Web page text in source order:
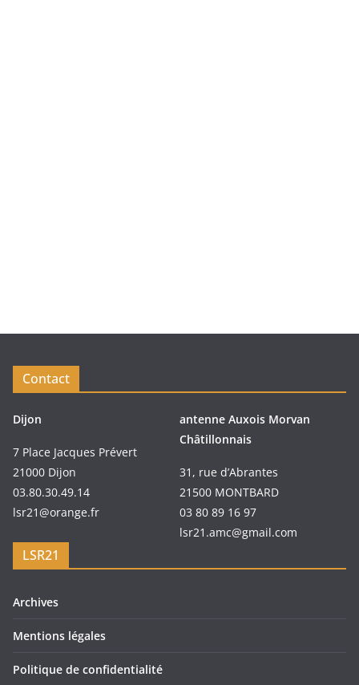
Contact
Dijon
7 Place Jacques Prévert
21000 Dijon
03.80.30.49.14
lsr21@orange.fr
antenne Auxois Morvan
Châtillonnais
31, rue d’Abrantes
21500 MONTBARD
03 80 89 16 97
lsr21.amc@gmail.com
LSR21
Archives
Mentions légales
Politique de confidentialité